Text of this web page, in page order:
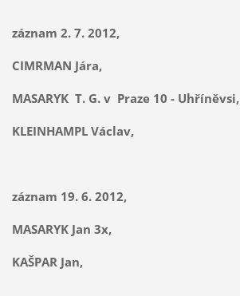
záznam 2. 7. 2012,
CIMRMAN Jára,
MASARYK T. G. v Praze 10 - Uhříněvsi,
KLEINHAMPL Václav,
záznam 19. 6. 2012,
MASARYK Jan 3x,
KAŠPAR Jan,